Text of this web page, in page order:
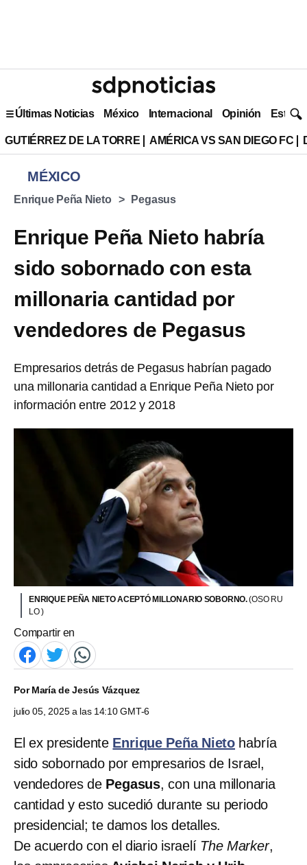
Últimas Noticias México Internacional Opinión Estilo
GUTIÉRREZ DE LA TORRE AMÉRICA VS SAN DIEGO FC
MÉXICO
Enrique Peña Nieto Pegasus
Enrique Peña Nieto habría
sido sobornado con esta
millonaria cantidad por
vendedores de Pegasus
Empresarios detrás de Pegasus habrían pagado
una millonaria cantidad a Enrique Peña Nieto por
información entre 2012 y 2018
ENRIQUE PEÑA NIETO ACEPTÓ MILLONARIO SOBORNO.(OSO RU
LO )
Compartir en
PorMaría de Jesús Vázquez
julio 05, 2025 a las 14:10 GMT-6
El ex presidente Enrique Peña Nieto habría
sido sobornado por empresarios de Israel,
vendedores de Pegasus, con una millonaria
cantidad y esto sucedió durante su periodo
presidencial; te damos los detalles.
De acuerdo con el diario israelí The Marker,